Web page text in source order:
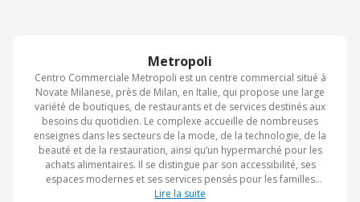
Metropoli
Centro Commerciale Metropoli est un centre commercial situé à
Novate Milanese, près de Milan, en Italie, qui propose une large
variété de boutiques, de restaurants et de services destinés aux
besoins du quotidien. Le complexe accueille de nombreuses
enseignes dans les secteurs de la mode, de la technologie, de la
beauté et de la restauration, ainsi qu’un hypermarché pour les
achats alimentaires. Il se distingue par son accessibilité, ses
espaces modernes et ses services pensés pour les familles
comme les aires de jeux, les zones de repos et les événements
Lire la suite